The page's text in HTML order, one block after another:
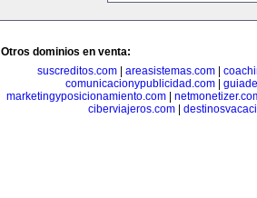
Otros dominios en venta:
suscreditos.com
areasistemas.com
comunicacionypublicidad.com
marketingyposicionamiento.com|
ciberviajeros.com|